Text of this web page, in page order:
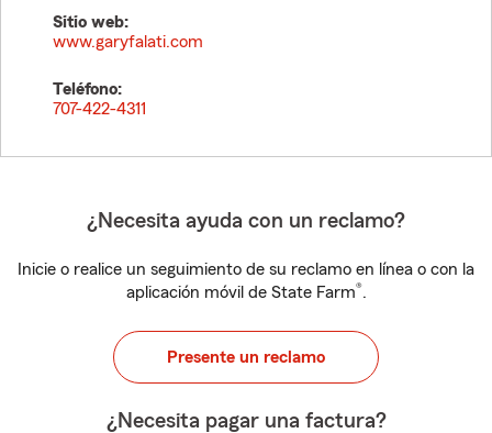
Sitio web:
www.garyfalati.com
Teléfono:
707-422-4311
¿Necesita ayuda con un reclamo?
Inicie o realice un seguimiento de su reclamo en línea o con la
aplicación móvil de State Farm®.
Presente un reclamo
¿Necesita pagar una factura?